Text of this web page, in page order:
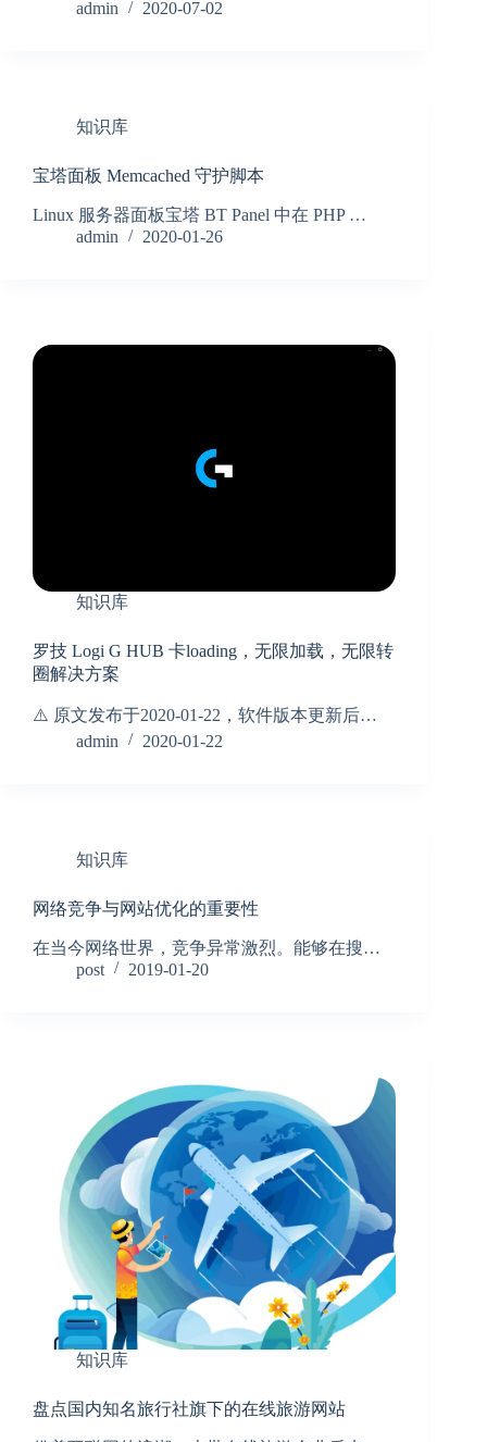
admin 2020-07-02
知识库
宝塔面板 Memcached 守护脚本
Linux 服务器面板宝塔 BT Panel 中在 PHP …
admin
2020-01-26
知识库
罗技 Logi G HUB 卡loading，无限加载，无限转
圈解决方案
⚠️ 原文发布于2020-01-22，软件版本更新后…
admin
2020-01-22
知识库
网络竞争与网站优化的重要性
在当今网络世界，竞争异常激烈。能够在搜…
post
2019-01-20
知识库
盘点国内知名旅行社旗下的在线旅游网站